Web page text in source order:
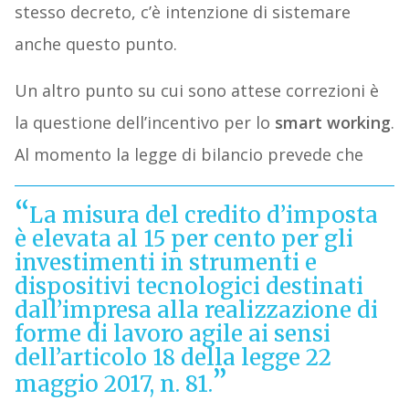
stesso decreto, c’è intenzione di sistemare
anche questo punto.
Un altro punto su cui sono attese correzioni è
la questione dell’incentivo per lo smart working.
Al momento la legge di bilancio prevede che
La misura del credito d’imposta
è elevata al 15 per cento per gli
investimenti in strumenti e
dispositivi tecnologici destinati
dall’impresa alla realizzazione di
forme di lavoro agile ai sensi
dell’articolo 18 della legge 22
maggio 2017, n. 81.